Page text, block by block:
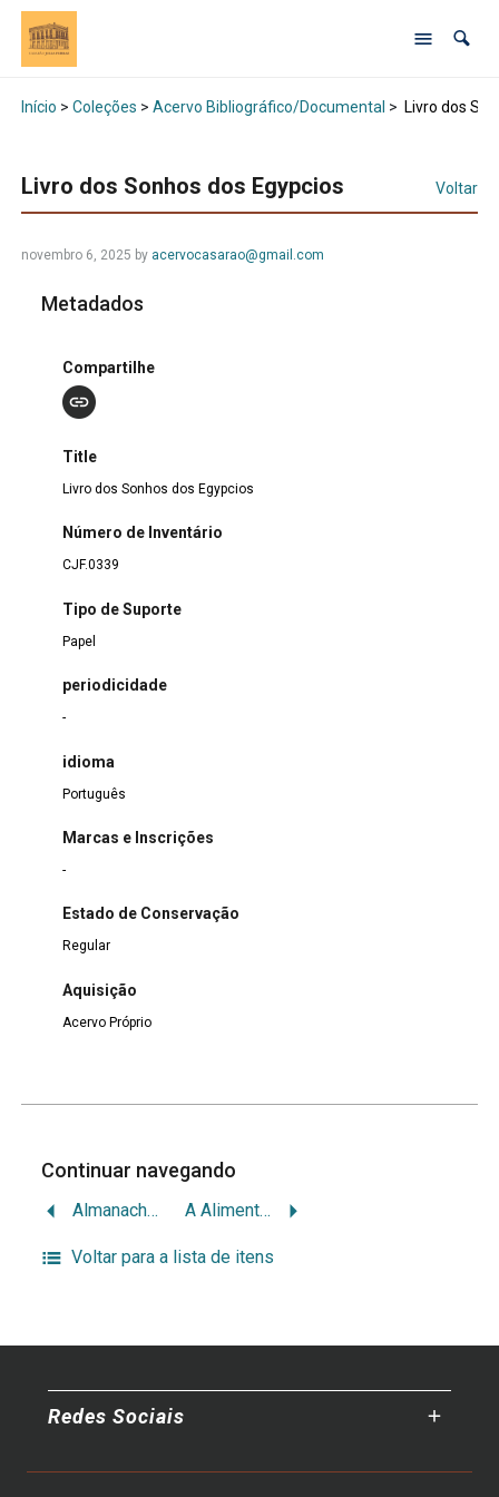
Início > Coleções > Acervo Bibliográfico/Documental > Livro dos
Livro dos Sonhos dos Egypcios Voltar
novembro 6, 2025 by acervocasarao@gmail.com
Metadados
Compartilhe
Title
Livro dos Sonhos dos Egypcios
Número de Inventário
CJF.0339
Tipo de Suporte
Papel
periodicidade
-
idioma
Português
Marcas e Inscrições
-
Estado de Conservação
Regular
Aquisição
Acervo Próprio
Continuar navegando
Almanach para 1926 A Alimentação
Voltar para a lista de itens
Redes Sociais